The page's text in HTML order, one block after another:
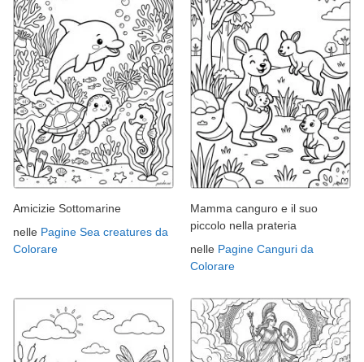
Amicizie Sottomarine
nelle Pagine Sea creatures da
Colorare
Mamma canguro e il suo
piccolo nella prateria
nelle Pagine Canguri da
Colorare